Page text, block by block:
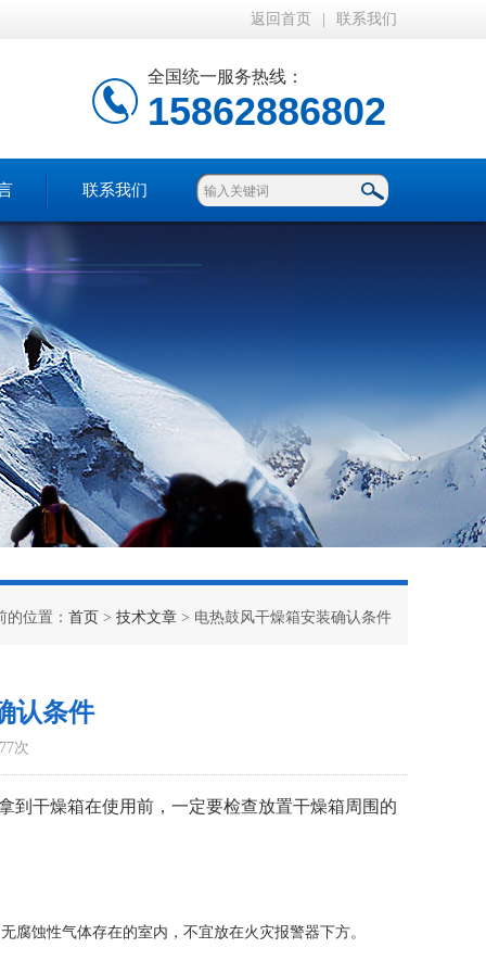
返回首页 联系我们
全国统一服务热线：
15862886802
联系我们
的位置： 首页 > 技术文章 > 电热鼓风干燥箱安装确认条件
认条件
次
到干燥箱在使用前，一定要检查放置干燥箱周围的
腐蚀性气体存在的室内，不宜放在火灾报警器下方。